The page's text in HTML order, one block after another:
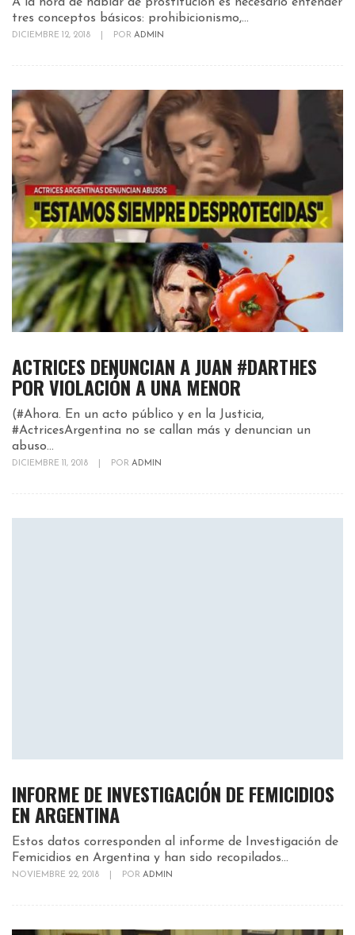
A la hora de hablar de prostitución es necesario entender
tres conceptos básicos: prohibicionismo,...
DICIEMBRE 12, 2018 POR ADMIN
ACTRICES DENUNCIAN A JUAN #DARTHES
POR VIOLACIÓN A UNA MENOR
(#Ahora. En un acto público y en la Justicia,
#ActricesArgentina no se callan más y denuncian un
abuso...
DICIEMBRE 11, 2018 POR ADMIN
INFORME DE INVESTIGACIÓN DE FEMICIDIOS
EN ARGENTINA
Estos datos corresponden al informe de Investigación de
Femicidios en Argentina y han sido recopilados...
NOVIEMBRE 22, 2018 POR ADMIN